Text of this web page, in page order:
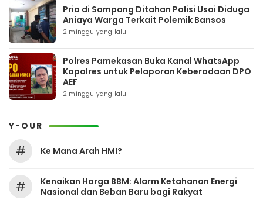
Pria di Sampang Ditahan Polisi Usai Diduga
Aniaya Warga Terkait Polemik Bansos
2 minggu yang lalu
Polres Pamekasan Buka Kanal WhatsApp
Kapolres untuk Pelaporan Keberadaan DPO
AEF
2 minggu yang lalu
Y-OUR
# Ke Mana Arah HMI?
#
Kenaikan Harga BBM: Alarm Ketahanan Energi
Nasional dan Beban Baru bagi Rakyat